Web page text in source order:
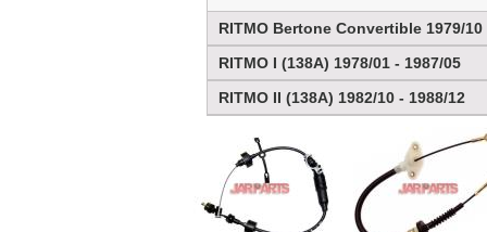
RITMO Bertone Convertible 1979/10
RITMO I (138A) 1978/01 - 1987/05
RITMO II (138A) 1982/10 - 1988/12